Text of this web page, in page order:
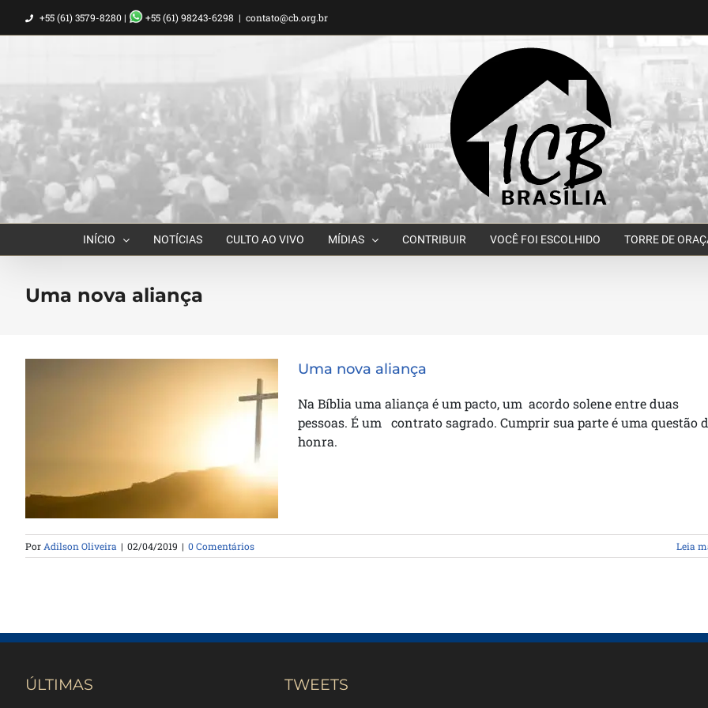
para
+55 (61) 3579-8280 | +55 (61) 98243-6298 | contato@cb.org.br
INÍCIO NOTÍCIAS CULTO AO VIVO MÍDIAS CONTRIBUIR VOCÊ FOI ESCOLHIDO TORRE DE
Uma nova aliança
Uma nova aliança
Na Bíblia uma aliança é um pacto, um acordo solene entre duas
pessoas. É um contrato sagrado. Cumprir sua parte é uma questão
honra.
Por Adilson Oliveira | 02/04/2019 | 0 Comentários Leia
ÚLTIMAS TWEETS